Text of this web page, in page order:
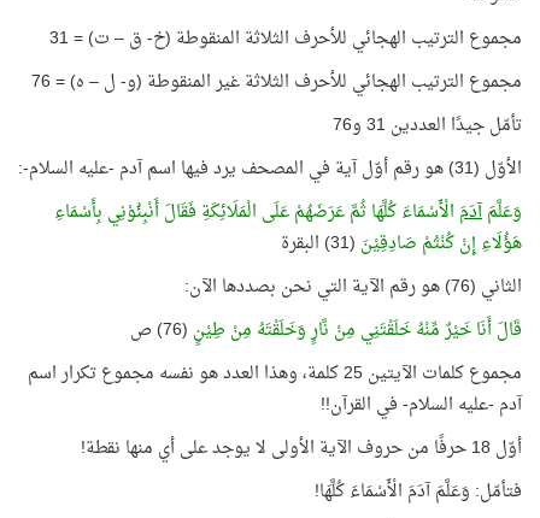
مجموع الترتيب الهجائي للأحرف الثلاثة المنقوطة (خ- ق – ت) = 31
مجموع الترتيب الهجائي للأحرف الثلاثة غير المنقوطة (و- ل – ه) = 76
تأمّل جيدًا العددين 31 و76
الأوّل (31) هو رقم أوّل آية في المصحف يرد فيها اسم آدم -عليه السلام-:
وَعَلَّمَآدَمَ الْأَسْمَاءَ كُلَّهَا ثُمَّ عَرَضَهُمْ عَلَى الْمَلَائِكَةِ فَقَالَ أَنْبِئُوْنِي بِأَسْمَاءِ
هَؤُلَاءِ إِنْ كُنْتُمْ صَادِقِيْنَ (31) البقرة
الثاني (76) هو رقم الآية التي نحن بصددها الآن:
قَالَ أَنَا خَيْرٌ مِّنْهُ خَلَقْتَنِي مِنْ نَّارٍ وَخَلَقْتَهُ مِنْ طِيْنٍ (76) ص
مجموع كلمات الآيتين 25 كلمة، وهذا العدد هو نفسه مجموع تكرار اسم
آدم -عليه السلام- في القرآن!!
أوّل 18 حرفًا من حروف الآية الأولى لا يوجد على أي منها نقطة!
فتأمّل: وَعَلَّمَ آدَمَ الْأَسْمَاءَ كُلَّهَا!